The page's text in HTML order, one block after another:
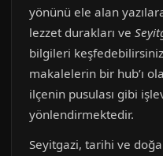
yönünü ele alan
lezzet durakları ve
bilgileri
makalelerin bir hub’ı
ilçenin pusulası gibi
yönlendirmektedir.
Seyitgazi, tarihi ve